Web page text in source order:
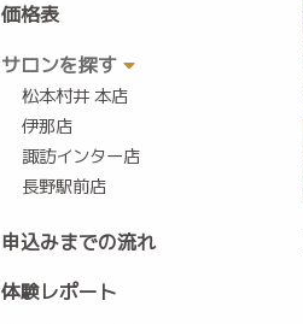
価格表
サロンを探す
松本村井 本店
伊那店
諏訪インター店
長野駅前店
申込みまでの流れ
体験レポート